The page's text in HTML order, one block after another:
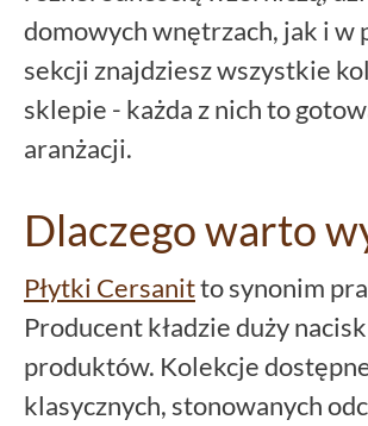
domowych wnętrzach, jak i
sekcji znajdziesz wszystkie
sklepie - każda z nich to
aranżacji.
Dlaczego warto
Płytki Cersanitto synonim
Producent kładzie duży
produktów. Kolekcje
klasycznych, stonowanych